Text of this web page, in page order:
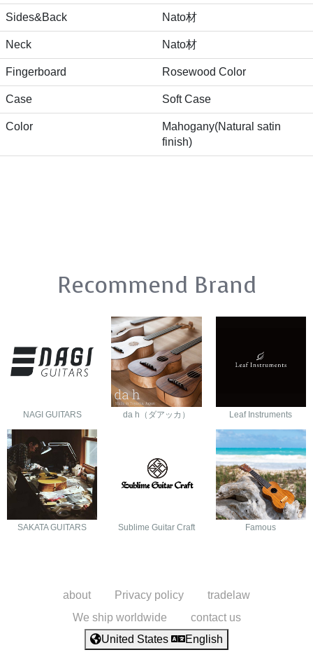
Sides&Back Nato材
Neck Nato材
Fingerboard Rosewood Color
Case Soft Case
Color
Mahogany(Natural satin
finish)
Recommend Brand
NAGI GUITARS da h（ダアッカ） Leaf Instruments
SAKATA GUITARS Sublime Guitar Craft Famous
about Privacy policy
tradelaw
We ship worldwide
contact us
United States
English